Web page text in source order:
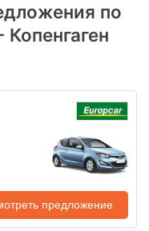
по
предложение